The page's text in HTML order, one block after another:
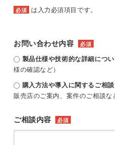
必須 は入力必須項目です。
お問い合わせ内容 必須
製品仕様や技術的な詳細につい
様の確認など）
購入方法や導入に関するご相談
販売店のご案内、案件のご相談な
ご相談内容 必須